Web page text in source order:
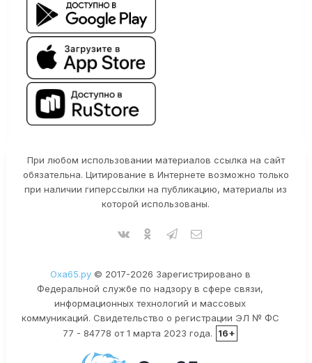
При любом использовании материалов ссылка на сайт
обязательна. Цитирование в Интернете возможно только
при наличии гиперссылки на публикацию, материалы из
которой использованы.
Оха65.ру© 2017-2026 Зарегистрировано в
Федеральной службе по надзору в сфере связи,
информационных технологий и массовых
коммуникаций. Свидетельство о регистрации ЭЛ № ФС
77 - 84778 от 1 марта 2023 года.
16+